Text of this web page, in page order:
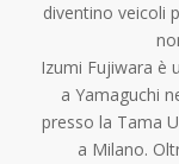
diventino veicoli
Izumi Fujiwara è
a Yamaguchi
presso la Tama
a Milano.